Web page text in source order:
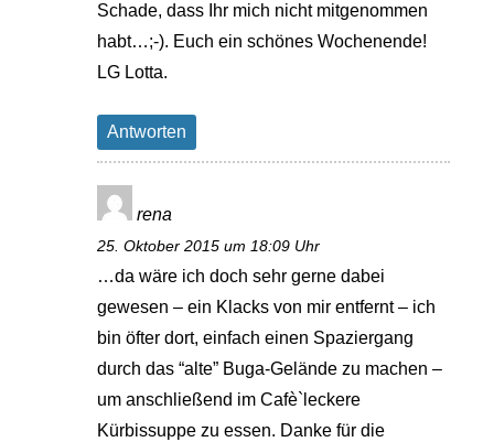
Schade, dass Ihr mich nicht mitgenommen
habt…;-). Euch ein schönes Wochenende!
LG Lotta.
Antworten
rena
25. Oktober 2015 um 18:09 Uhr
…da wäre ich doch sehr gerne dabei
gewesen – ein Klacks von mir entfernt – ich
bin öfter dort, einfach einen Spaziergang
durch das “alte” Buga-Gelände zu machen –
um anschließend im Cafè`leckere
Kürbissuppe zu essen. Danke für die